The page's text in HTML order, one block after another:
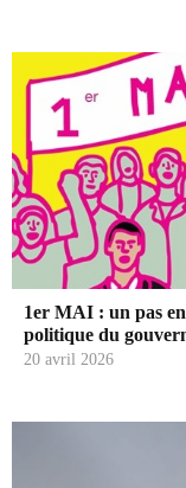
1er MAI : un pas
politique du
20 avril 2026